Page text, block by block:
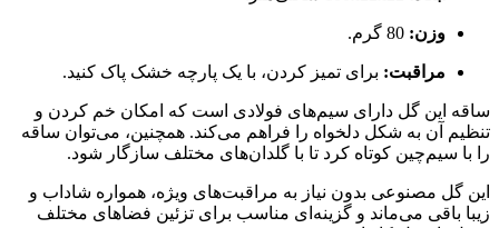
وزن: 80 گرم.
مراقبت: برای تمیز کردن، با یک پارچه خشک پاک کنید.
ساقه این گل دارای سیم‌های فولادی است که امکان خم کردن و
تنظیم آن به شکل دلخواه را فراهم می‌کند. همچنین، می‌توان ساقه
را با سیم‌چین کوتاه کرد تا با گلدان‌های مختلف سازگار شود.
این گل مصنوعی بدون نیاز به مراقبت‌های ویژه، همواره شاداب و
زیبا باقی می‌ماند و گزینه‌ای مناسب برای تزئین فضاهای مختلف